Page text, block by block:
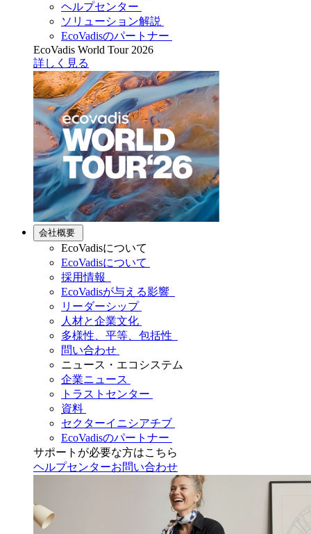
ヘルプセンター
ソリューション解説
EcoVadisのパートナー
EcoVadis World Tour 2026
詳しく見る
会社概要
EcoVadisについて
EcoVadisについて
採用情報
EcoVadisが与える影響
リーダーシップ
人材と企業文化
多様性、平等、包括性
問い合わせ
ニュース・エコシステム
企業ニュース
トラストセンター
資料
セクターイニシアチブ
EcoVadisのパートナー
サポートが必要な方はこちら
ヘルプセンターお問い合わせ